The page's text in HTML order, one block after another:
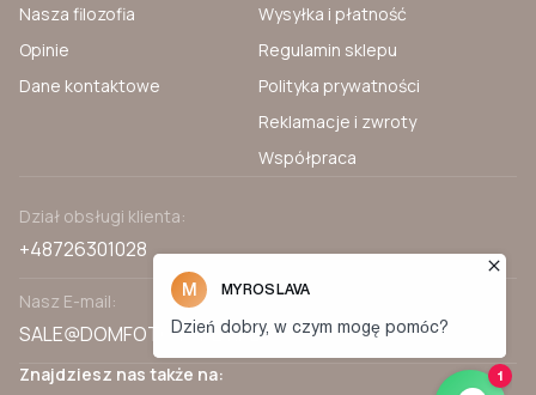
Znajdziesz nas także na:
Nasza filozofia
Opinie
Dane kontaktowe
Wysyłka i płatność
Regulamin sklepu
Polityka prywatności
Reklamacje i zwroty
Współpraca
Dział obsługi klienta:
+48726301028
Nasz E-mail:
SALE@DOMFOTOTAPET.PL